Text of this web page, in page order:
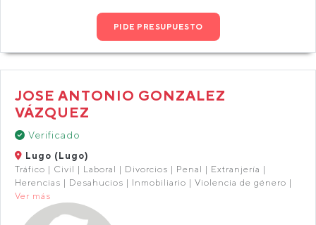
PIDE PRESUPUESTO
JOSE ANTONIO GONZALEZ
VÁZQUEZ
Verificado
Lugo (Lugo)
Tráfico | Civil | Laboral | Divorcios | Penal | Extranjería |
Herencias | Desahucios | Inmobiliario | Violencia de género |
Ver más